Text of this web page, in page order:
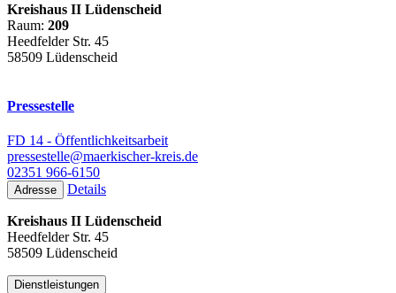
Kreishaus II Lüdenscheid
Raum: 209
Heedfelder Str. 45
58509 Lüdenscheid
Pressestelle
FD 14 - Öffentlichkeitsarbeit
pressestelle@maerkischer-kreis.de
02351 966-6150
Adresse Details
Kreishaus II Lüdenscheid
Heedfelder Str. 45
58509 Lüdenscheid
Dienstleistungen